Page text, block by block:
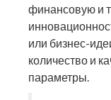
финансовую и
или бизнес-
количество и
параметры.